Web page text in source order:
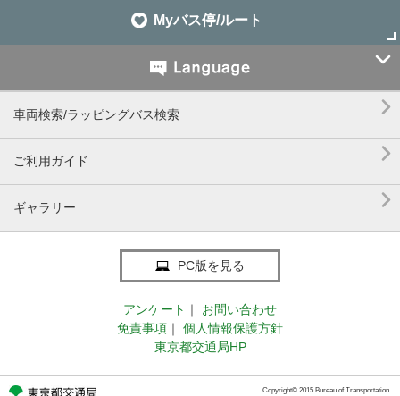
Myバス停/ルート

車両検索/ラッピングバス検索 
ご利用ガイド 
ギャラリー 
PC版を見る
アンケート ｜
お問い合わせ
免責事項 ｜
個人情報保護方針
東京都交通局HP
Copyright© 2015 Bureau of Transportation.